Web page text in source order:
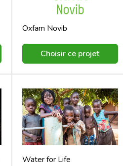
Oxfam Novib
Choisir ce projet
Water for Life